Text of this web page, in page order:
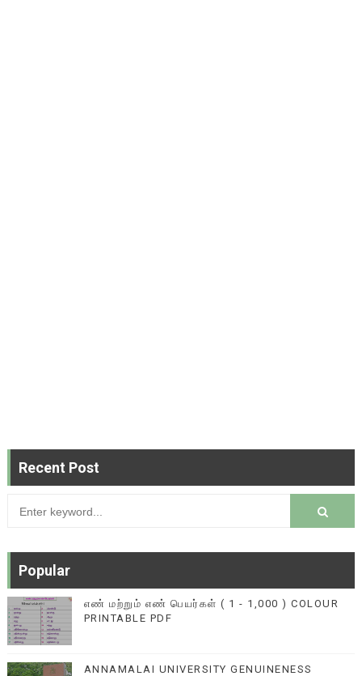
Recent Post
Popular
எண் மற்றும் எண் பெயர்கள் ( 1 - 1,000 ) COLOUR
PRINTABLE PDF
ANNAMALAI UNIVERSITY GENUINENESS